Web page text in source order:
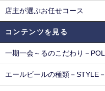
店主が選ぶお任せコース
コンテンツを見る
一期一会～るのこだわり－
エールビールの種類－STYLE－